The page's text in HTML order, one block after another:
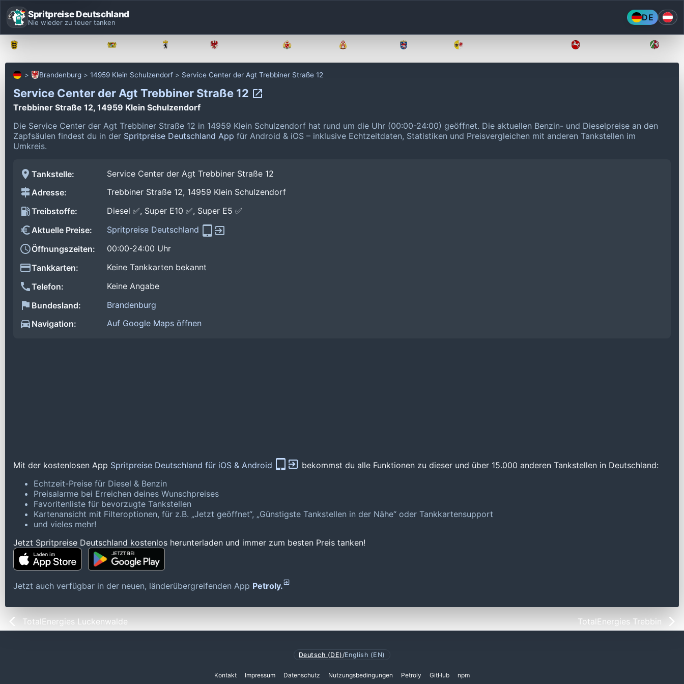
Spritpreise Deutschland
Nie wieder zu teuer tanken DE
Brandenburg 14959 Klein Schulzendorf Service Center der Agt Trebbiner Straße 12
Service Center der Agt Trebbiner Straße 12
Trebbiner Straße 12, 14959 Klein Schulzendorf
Die Service Center der Agt Trebbiner Straße 12 in 14959 Klein Schulzendorf hat rund um die Uhr (00:00-24:00) geöffnet. Die aktuellen Benzin- und Dieselpreise an den
Zapfsäulen findest du in der Spritpreise Deutschland App für Android & iOS – inklusive Echtzeitdaten, Statistiken und Preisvergleichen mit anderen Tankstellen im
Umkreis.
Tankstelle:
Service Center der Agt Trebbiner Straße 12
Adresse:
Trebbiner Straße 12, 14959 Klein Schulzendorf
Treibstoffe:
Diesel ✅, Super E10 ✅, Super E5 ✅
Aktuelle Preise:
Spritpreise Deutschland
Öffnungszeiten:
00:00-24:00 Uhr
Tankkarten:
Keine Tankkarten bekannt
Telefon:
Keine Angabe
Bundesland:
Brandenburg
Navigation:
Auf Google Maps öffnen
Mit der kostenlosen App Spritpreise Deutschland für iOS & Android
bekommst du alle Funktionen zu dieser und über 15.000 anderen Tankstellen in Deutschland:
Echtzeit-Preise für Diesel & Benzin
Preisalarme bei Erreichen deines Wunschpreises
Favoritenliste für bevorzugte Tankstellen
Kartenansicht mit Filteroptionen, für z.B. „Jetzt geöffnet“, „Günstigste Tankstellen in der Nähe“ oder Tankkartensupport
und vieles mehr!
Jetzt Spritpreise Deutschland kostenlos herunterladen und immer zum besten Preis tanken!
Jetzt auch verfügbar in der neuen, länderübergreifenden App Petroly.
TotalEnergies Luckenwalde TotalEnergies Trebbin
Deutsch (DE) /English (EN)
Kontakt Impressum Datenschutz Nutzungsbedingungen Petroly GitHub npm